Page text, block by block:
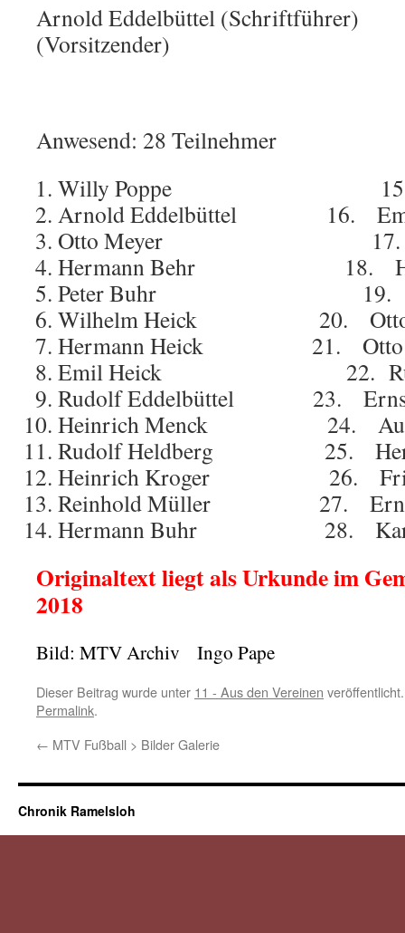
Arnold Eddelbüttel
(Vorsitzender)
Anwesend: 28 Teilnehmer
Willy Poppe 15. Emil
Arnold Eddelbüttel 16.
Otto Meyer 17.
Hermann Behr 18.
Peter Buhr 19.
Wilhelm Heick 20. Otto
Hermann Heick 21. Otto
Emil Heick 22.
Rudolf Eddelbüttel 23. Ernst
Heinrich Menck 24.
Rudolf Heldberg 25.
Heinrich Kroger 26.
Reinhold Müller 27. Ernst
Hermann Buhr 28. Karl
Originaltext liegt als Urkunde im
2018
Bild: MTV Archiv Ingo Pape
Dieser Beitrag wurde unter 11 - Aus den Vereinen
Permalink.
← MTV Fußball > Bilder Galerie
Chronik Ramelsloh